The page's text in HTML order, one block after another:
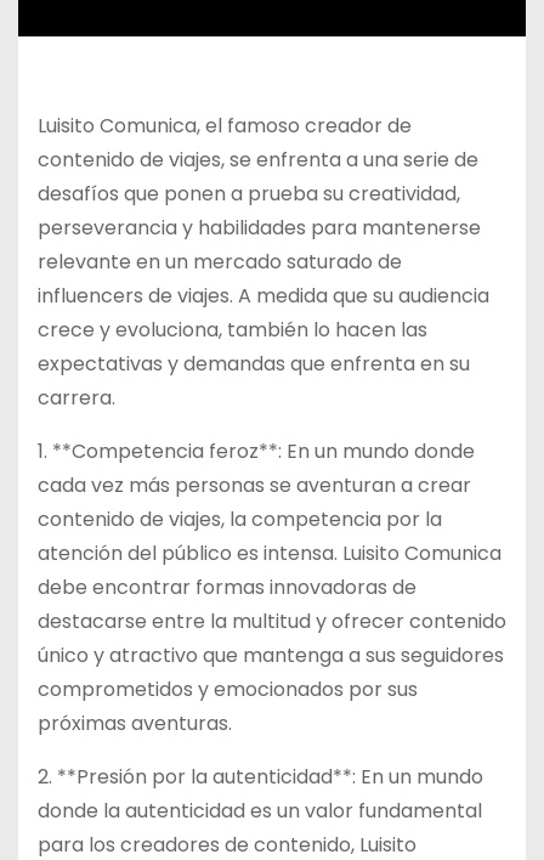
Luisito Comunica, el famoso creador de
contenido de viajes, se enfrenta a una serie de
desafíos que ponen a prueba su creatividad,
perseverancia y habilidades para mantenerse
relevante en un mercado saturado de
influencers de viajes. A medida que su audiencia
crece y evoluciona, también lo hacen las
expectativas y demandas que enfrenta en su
carrera.
1. **Competencia feroz**: En un mundo donde
cada vez más personas se aventuran a crear
contenido de viajes, la competencia por la
atención del público es intensa. Luisito Comunica
debe encontrar formas innovadoras de
destacarse entre la multitud y ofrecer contenido
único y atractivo que mantenga a sus seguidores
comprometidos y emocionados por sus
próximas aventuras.
2. **Presión por la autenticidad**: En un mundo
donde la autenticidad es un valor fundamental
para los creadores de contenido, Luisito